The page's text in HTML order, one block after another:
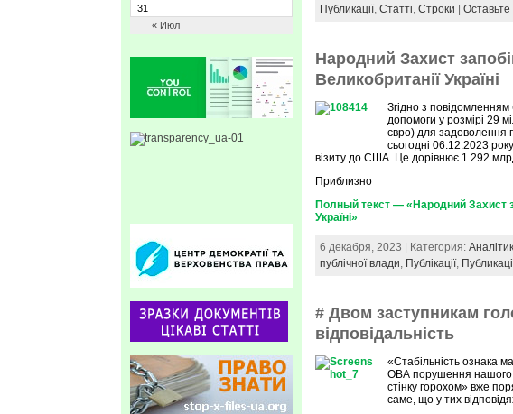
« Июл
31
Публикації,Статті,Строки |
Народний Захист
Великобританії Україні
Згідно з
допомоги у розмірі 29
євро) для задоволення
сьогодні 06.12.2023
візиту до США. Це дорівнює 1.292
Приблизно
Полный текст — «Народний Захист
Україні»
6 декабря, 2023 | Категория:
публічної влади, Публікації,
# Двом заступникам
відповідальність
«Стабільність ознака
ОВА порушення нашого
стінку горохом» вже
саме, що у тих